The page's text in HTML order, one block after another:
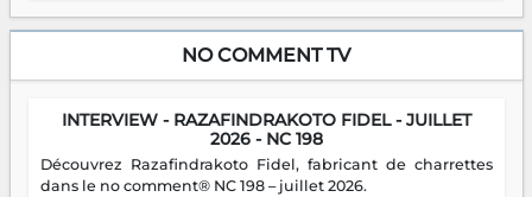
NO COMMENT TV
INTERVIEW - RAZAFINDRAKOTO FIDEL - JUILLET
2026 - NC 198
Découvrez Razafindrakoto Fidel, fabricant de charrettes
dans le no comment® NC 198 – juillet 2026.